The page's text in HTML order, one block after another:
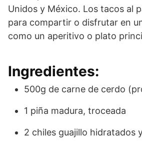
Unidos y México. Los tacos al
para compartir o disfrutar en
como un aperitivo o plato
Ingredientes:
500g de carne de cerdo
1 piña madura, troceada
2 chiles guajillo hidratados